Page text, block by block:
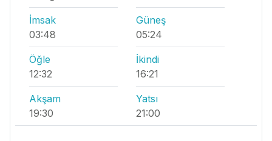
İmsak
03:48
Güneş
05:24
Öğle
12:32
İkindi
16:21
Akşam
19:30
Yatsı
21:00